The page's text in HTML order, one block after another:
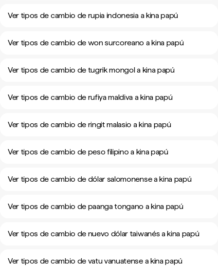
Ver tipos de cambio de rupia indonesia a kina papú
Ver tipos de cambio de won surcoreano a kina papú
Ver tipos de cambio de tugrik mongol a kina papú
Ver tipos de cambio de rufiya maldiva a kina papú
Ver tipos de cambio de ringit malasio a kina papú
Ver tipos de cambio de peso filipino a kina papú
Ver tipos de cambio de dólar salomonense a kina papú
Ver tipos de cambio de paanga tongano a kina papú
Ver tipos de cambio de nuevo dólar taiwanés a kina papú
Ver tipos de cambio de vatu vanuatense a kina papú